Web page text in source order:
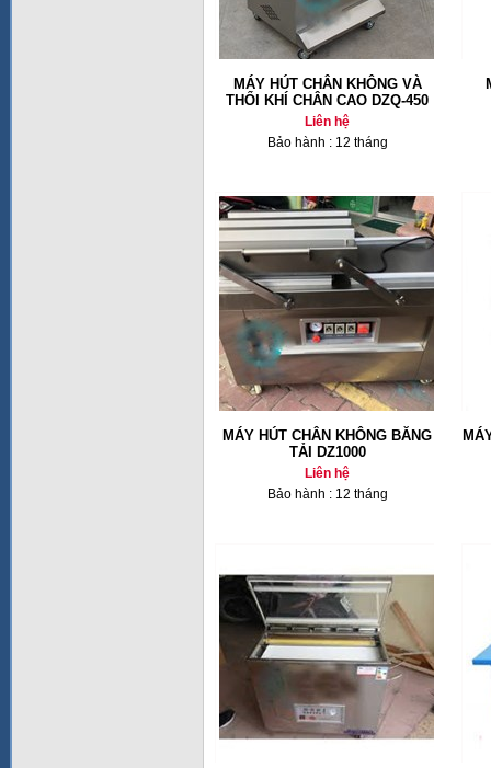
MÁY HÚT CHÂN KHÔNG VÀ
THỔI KHÍ CHÂN CAO DZQ-450
Liên hệ
Bảo hành : 12 tháng
MÁY HÚT CHÂN KHÔNG BĂNG
TẢI DZ1000
Liên hệ
Bảo hành : 12 tháng